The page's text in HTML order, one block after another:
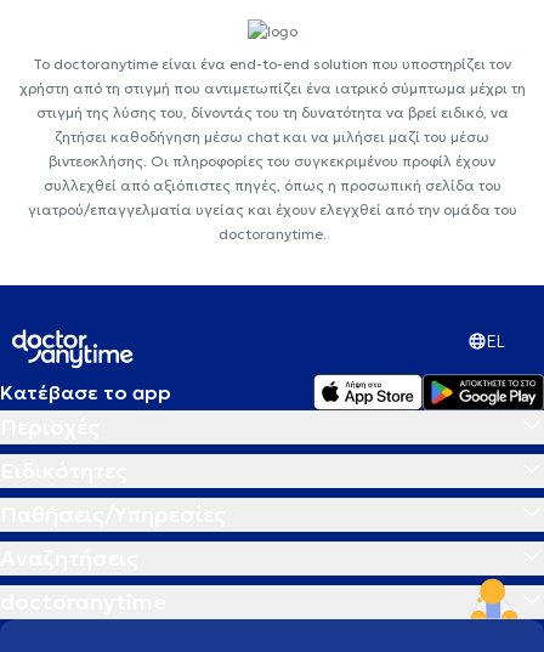
Το doctoranytime είναι ένα end-to-end solution που υποστηρίζει τον
χρήστη από τη στιγμή που αντιμετωπίζει ένα ιατρικό σύμπτωμα μέχρι τη
στιγμή της λύσης του, δίνοντάς του τη δυνατότητα να βρεί ειδικό, να
ζητήσει καθοδήγηση μέσω chat και να μιλήσει μαζί του μέσω
βιντεοκλήσης. Οι πληροφορίες του συγκεκριμένου προφίλ έχουν
συλλεχθεί από αξιόπιστες πηγές, όπως η προσωπική σελίδα του
γιατρού/επαγγελματία υγείας και έχουν ελεγχθεί από την ομάδα του
doctoranytime.
EL
Κατέβασε το app